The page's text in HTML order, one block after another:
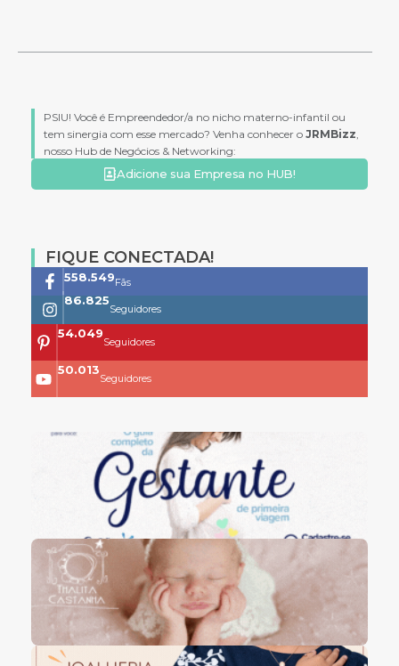
PSIU! Você é Empreendedor/a no nicho materno-infantil ou
tem sinergia com esse mercado? Venha conhecer o JRMBizz,
nosso Hub de Negócios & Networking:
Adicione sua Empresa no HUB!
FIQUE CONECTADA!
761.659Fãs
118.399
Seguidores
73.704
Seguidores
68.200
Seguidores